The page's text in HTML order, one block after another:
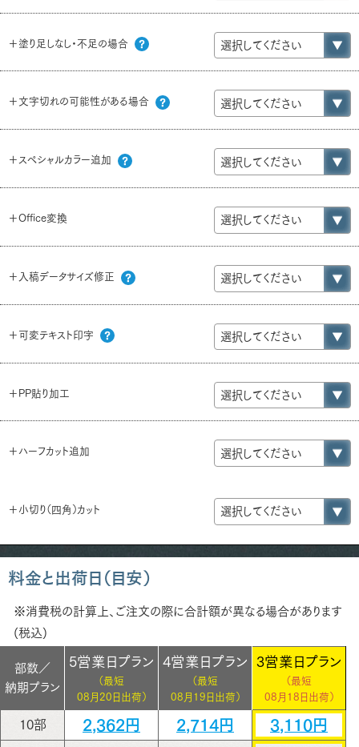
＋塗り足しなし・不足の場合
＋文字切れの可能性がある場合
＋スペシャルカラー追加
＋Office変換
＋入稿データサイズ修正
＋可変テキスト印字
＋PP貼り加工
＋ハーフカット追加
＋小切り（四角）カット
料金と出荷日（目安）
※消費税の計算上、ご注文の際に合計額が異なる場合があります
(税込)
部数／
納期プラン
5営業日プラン
（最短
08月20日出荷）
4営業日プラン
（最短
08月19日出荷）
3営業日プラン
（最短
08月18日出荷）
10部 2,362円 2,714円 3,110円